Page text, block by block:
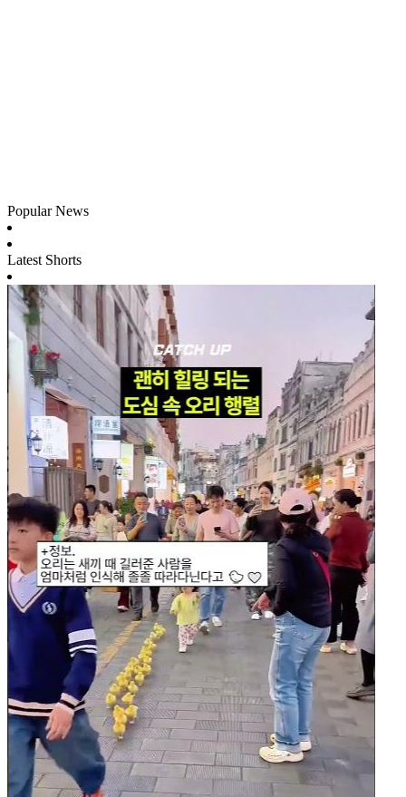
Popular News
Latest Shorts